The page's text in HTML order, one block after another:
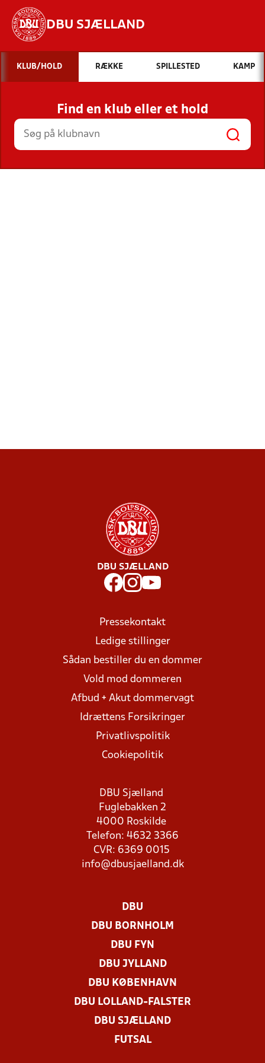
DBU SJÆLLAND
Hvad vil du søge efter?
INDHOLD OG NYHEDER
STILLINGER, RESULTATER, KLUBBER OG
HOLD
KLUB/HOLD RÆKKE SPILLESTED KAMP
Find en klub eller et hold
DBU SJÆLLAND
Pressekontakt
Ledige stillinger
Sådan bestiller du en dommer
Vold mod dommeren
Afbud + Akut dommervagt
Idrættens Forsikringer
Privatlivspolitik
Cookiepolitik
DBU Sjælland
Fuglebakken 2
4000 Roskilde
Telefon: 4632 3366
CVR: 6369 0015
info@dbusjaelland.dk
DBU
DBU BORNHOLM
DBU FYN
DBU JYLLAND
DBU KØBENHAVN
DBU LOLLAND-FALSTER
DBU SJÆLLAND
FUTSAL